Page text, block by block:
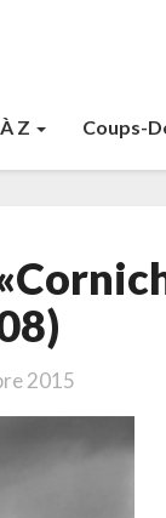
Z Coups-
Maylis
2015